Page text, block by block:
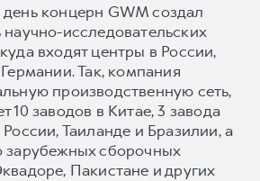
концерн GWM создал
научно-исследовательских
входят центры в России,
Так, компания
производственную сеть,
10 заводов в Китае, 3 завода
Таиланде и Бразилии, а
зарубежных сборочных
Пакистане и других